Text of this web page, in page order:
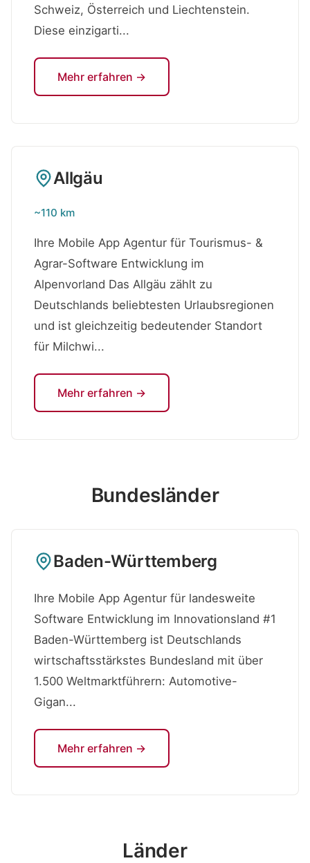
Schweiz, Österreich und Liechtenstein.
Diese einzigarti...
Mehr erfahren →
Allgäu
~110 km
Ihre Mobile App Agentur für Tourismus- &
Agrar-Software Entwicklung im
Alpenvorland Das Allgäu zählt zu
Deutschlands beliebtesten Urlaubsregionen
und ist gleichzeitig bedeutender Standort
für Milchwi...
Mehr erfahren →
Bundesländer
Baden-Württemberg
Ihre Mobile App Agentur für landesweite
Software Entwicklung im Innovationsland #1
Baden-Württemberg ist Deutschlands
wirtschaftsstärkstes Bundesland mit über
1.500 Weltmarktführern: Automotive-
Gigan...
Mehr erfahren →
Länder